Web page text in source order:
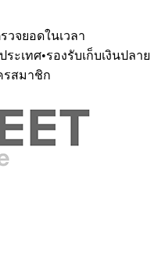
วจยอดในเวลา
ระเทศ•รองรับเก็บเงินปลาย
รสมาชิก